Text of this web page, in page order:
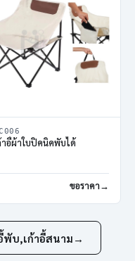
าอี้ผ้าใบปิคนิคพับได้
ขอราคา
พับ,เก้าอี้สนาม →